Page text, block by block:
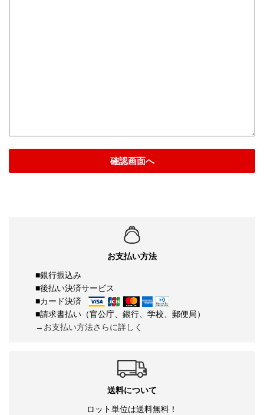
確認画面へ
お支払い方法
■銀行振込み
■後払い決済サービス
■カード決済
■請求書払い（官公庁、銀行、学校、郵便局）
→お支払い方法さらに詳しく
送料について
ロット単位は送料無料！